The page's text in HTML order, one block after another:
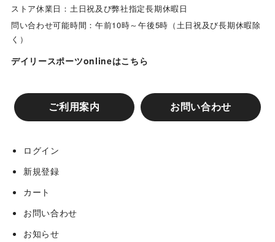
ストア休業日：土日祝及び弊社指定長期休暇日
問い合わせ可能時間：午前10時～午後5時（土日祝及び長期休暇除
く）
デイリースポーツonlineはこちら
ご利用案内 お問い合わせ
ログイン
新規登録
カート
お問い合わせ
お知らせ